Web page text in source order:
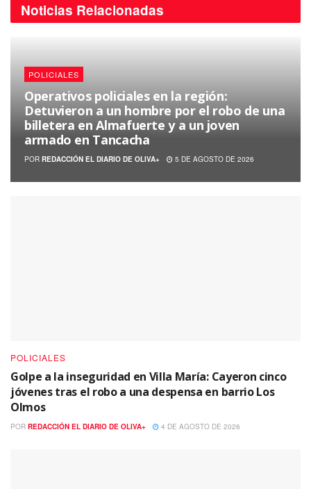
Noticias Relacionadas
POLICIALES
Operativos policiales en la región:
Detuvieron a un hombre por el robo de una
billetera en Almafuerte y a un joven
armado en Tancacha
POR REDACCIÓN EL DIARIO DE OLIVA+ 5 DE AGOSTO DE 2026
POLICIALES
Golpe a la inseguridad en Villa María: Cayeron cinco
jóvenes tras el robo a una despensa en barrio Los
Olmos
POR REDACCIÓN EL DIARIO DE OLIVA+ 4 DE AGOSTO DE 2026